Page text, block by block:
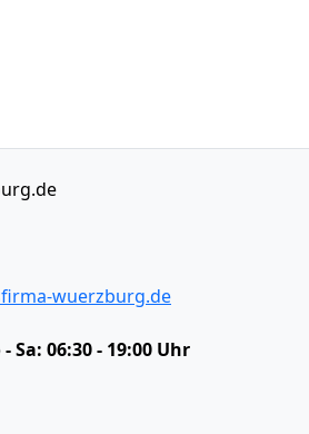
wuerzburg.de
- Sa: 06:30 - 19:00 Uhr